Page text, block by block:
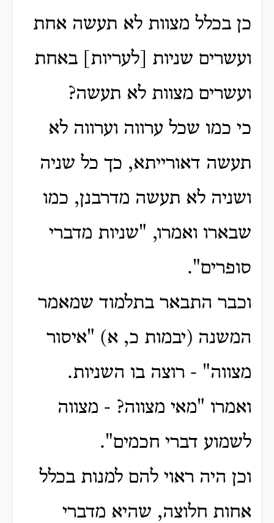
כן בכלל מצוות לא תעשה אחת
ועשרים שניות [לעריות] באחת
ועשרים מצוות לא תעשה?
כי כמו שכל ערווה וערווה לא
תעשה דאורייתא, כך כל שניה
ושניה לא תעשה מדרבנן, כמו
שבארו ואמרו, "שניות מדברי
סופרים".
וכבר התבאר בתלמוד שמאמר
המשנה (יבמות כ, א) "איסור
מצווה" - רוצה בו השניות.
ואמרו "מאי מצווה? - מצווה
לשמוע דברי חכמים".
וכן היה ראוי להם למנות בכלל
אחות חלוצה, שהיא מדברי